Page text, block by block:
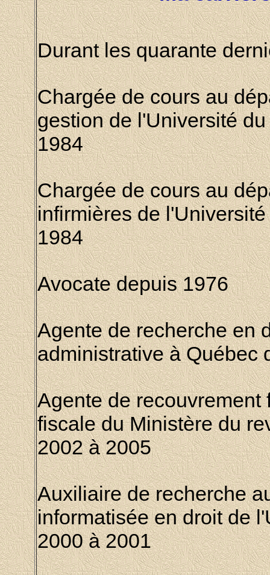
Durant les quarante
Chargée de cours au
gestion de l'Université
1984
Chargée de cours au
infirmières de l'
1984
Avocate depuis 1976
Agente de recherche en
administrative à Québec
Agente de
fiscale du Ministère du
2002 à 2005
Auxiliaire de recherche
informatisée en droit de l'
2000 à 2001